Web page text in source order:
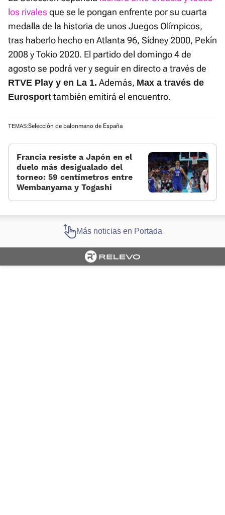
los rivalesque se le pongan enfrente por su cuarta
medalla de la historia de unos Juegos Olímpicos,
tras haberlo hecho en Atlanta 96, Sídney 2000, Pekín
2008 y Tokio 2020. El partido del domingo 4 de
agosto se podrá ver y seguir en directo a través de
RTVE Play y en La 1. Además, Max a través de
Eurosport también emitirá el encuentro.
TEMAS:Selección de balonmano de España
Francia resiste a Japón en el
duelo más desigualado del
torneo: 59 centímetros entre
Wembanyama y Togashi
Más noticias en Portada